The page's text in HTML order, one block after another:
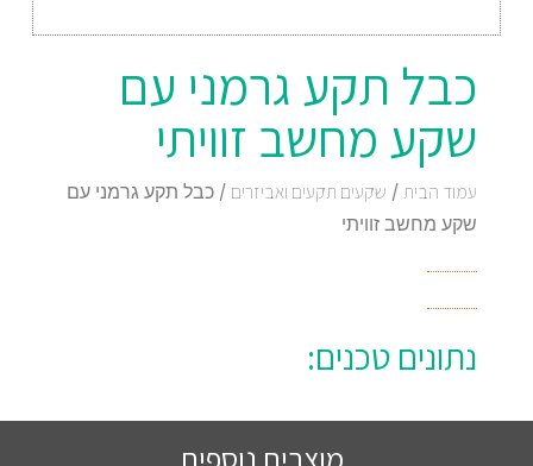
כבל תקע גרמני עם
שקע מחשב זוויתי
עמוד הבית / שקעים תקעים ואביזרים / כבל תקע גרמני עם
שקע מחשב זוויתי
נתונים טכנים:
מוצרים נוספים